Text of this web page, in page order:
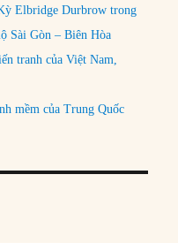
Elbridge Durbrow trong
Sài Gòn – Biên Hòa
tranh của Việt Nam,
mềm của Trung Quốc